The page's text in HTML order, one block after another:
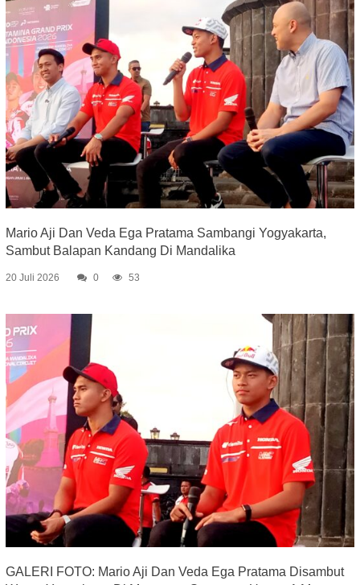
Mario Aji Dan Veda Ega Pratama Sambangi Yogyakarta,
Sambut Balapan Kandang Di Mandalika
20 Juli 2026 0 53
GALERI FOTO: Mario Aji Dan Veda Ega Pratama Disambut